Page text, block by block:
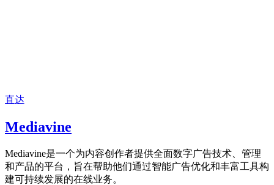
直达
Mediavine
Mediavine是一个为内容创作者提供全面数字广告技术、管理
和产品的平台，旨在帮助他们通过智能广告优化和丰富工具构
建可持续发展的在线业务。